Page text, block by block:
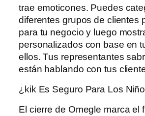
trae emoticones. Puedes
diferentes grupos de clientes
para tu negocio y luego
personalizados con base ​​en
ellos. Tus representantes
están hablando con tus
¿kik Es Seguro Para Los
El cierre de Omegle marca el